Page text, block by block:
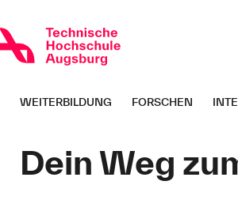
WEITERBILDUNG FORSCHEN
Dein Weg